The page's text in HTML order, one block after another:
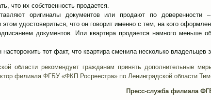
что их собственность продается.
оригиналы документов или продают по доверенности
удостовериться, что он говорит именно с тем, на кого
документов. Или квартира продается намного меньше
тот факт, что квартира сменила несколько владельцев
области рекомендует гражданам принять дополнительные
филиала ФГБУ «ФКП Росреестра» по Ленинградской области
Пресс-служба филиала